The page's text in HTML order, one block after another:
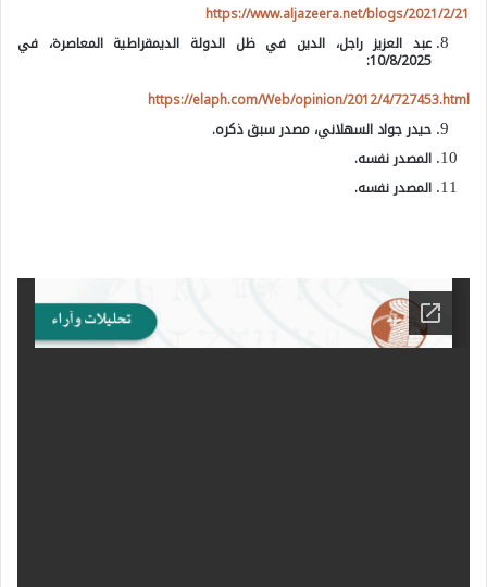
https://www.aljazeera.net/blogs/2021/2/21
عبد العزيز راجل، الدين في ظل الدولة الديمقراطية المعاصرة، في
10/8/2025:
https://elaph.com/Web/opinion/2012/4/727453.html
حيدر جواد السهلاني، مصدر سبق ذكره.
المصدر نفسه.
المصدر نفسه.